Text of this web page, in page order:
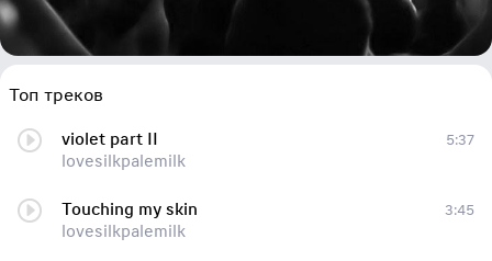
Топ треков
violet part II
lovesilkpalemilk
5:37
Touching my skin
lovesilkpalemilk
3:45